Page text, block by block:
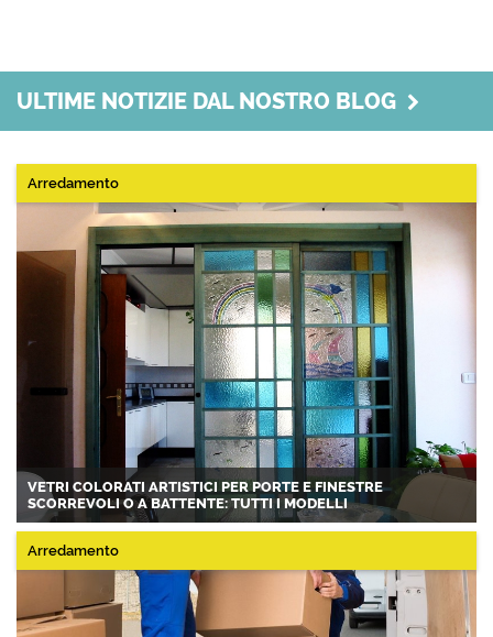
ULTIME NOTIZIE DAL NOSTRO BLOG
Arredamento
VETRI COLORATI ARTISTICI PER PORTE E FINESTRE
SCORREVOLI O A BATTENTE: TUTTI I MODELLI
Arredamento